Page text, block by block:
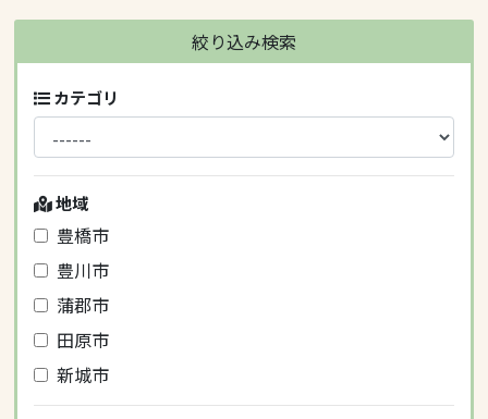
絞り込み検索
カテゴリ
地域
豊橋市
豊川市
蒲郡市
田原市
新城市